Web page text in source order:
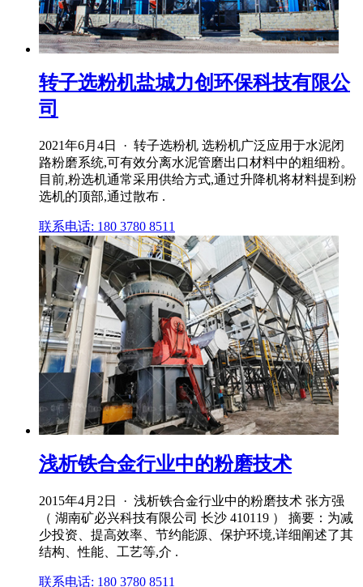
转子选粉机盐城力创环保科技有限公
司
2021年6月4日 · 转子选粉机 选粉机广泛应用于水泥闭
路粉磨系统,可有效分离水泥管磨出口材料中的粗细粉。
目前,粉选机通常采用供给方式,通过升降机将材料提到粉
选机的顶部,通过散布 .
联系电话: 180 3780 8511
浅析铁合金行业中的粉磨技术
2015年4月2日 · 浅析铁合金行业中的粉磨技术 张方强
（ 湖南矿必兴科技有限公司 长沙 410119 ） 摘要：为减
少投资、提高效率、节约能源、保护环境,详细阐述了其
结构、性能、工艺等,介 .
联系电话: 180 3780 8511